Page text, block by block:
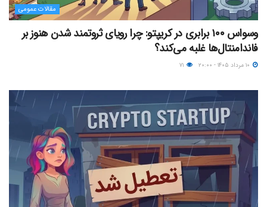
مقالات عمومی
وسواس ۱۰۰ برابری در کریپتو: چرا رویای ثروتمند شدن هنوز بر
فاندامنتال‌ها غلبه می‌کند؟